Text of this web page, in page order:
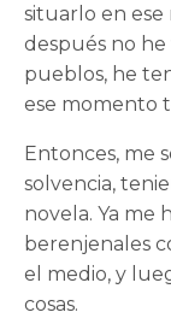
situarlo en ese
después no
pueblos, he
ese momento
Entonces, me
solvencia,
novela. Ya me
berenjenales
el medio, y
cosas.